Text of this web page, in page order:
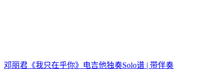
邓丽君《我只在乎你》电吉他独奏Solo谱 | 带伴奏